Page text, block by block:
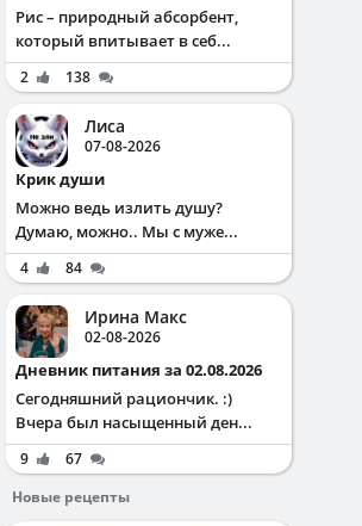
Рис – природный абсорбент,
который впитывает в себ...
2 138
Лиса
07-08-2026
Крик души
Можно ведь излить душу?
Думаю, можно.. Мы с муже...
4 84
Ирина Макс
02-08-2026
Дневник питания за 02.08.2026
Сегодняшний рациончик. :)
Вчера был насыщенный ден...
9
67
Новые рецепты